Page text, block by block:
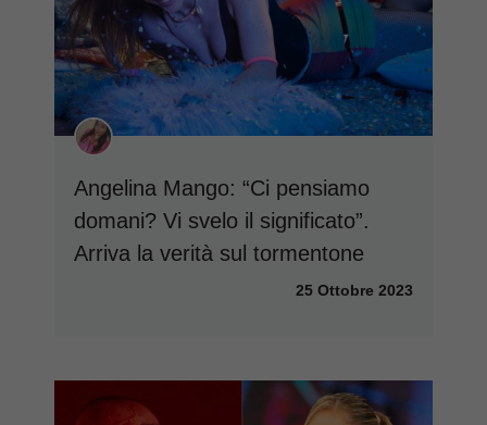
Angelina Mango: “Ci pensiamo
domani? Vi svelo il significato”.
Arriva la verità sul tormentone
25 Ottobre 2023